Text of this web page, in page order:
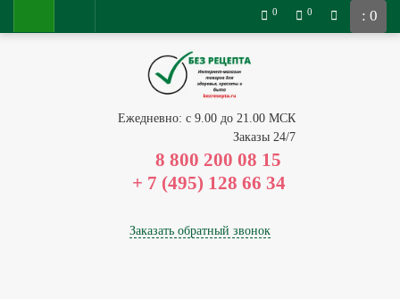
: 0
0 0
Ежедневно: с 9.00 до 21.00 МСК
Заказы 24/7
8 800 200 08 15
Заказать обратный звонок